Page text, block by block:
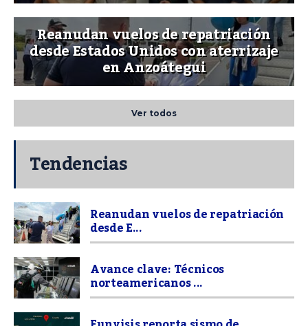
Reanudan vuelos de repatriación
desde Estados Unidos con aterrizaje
en Anzoátegui
Ver todos
Tendencias
Reanudan vuelos de repatriación
desde E...
Avance clave: Técnicos
norteamericanos ...